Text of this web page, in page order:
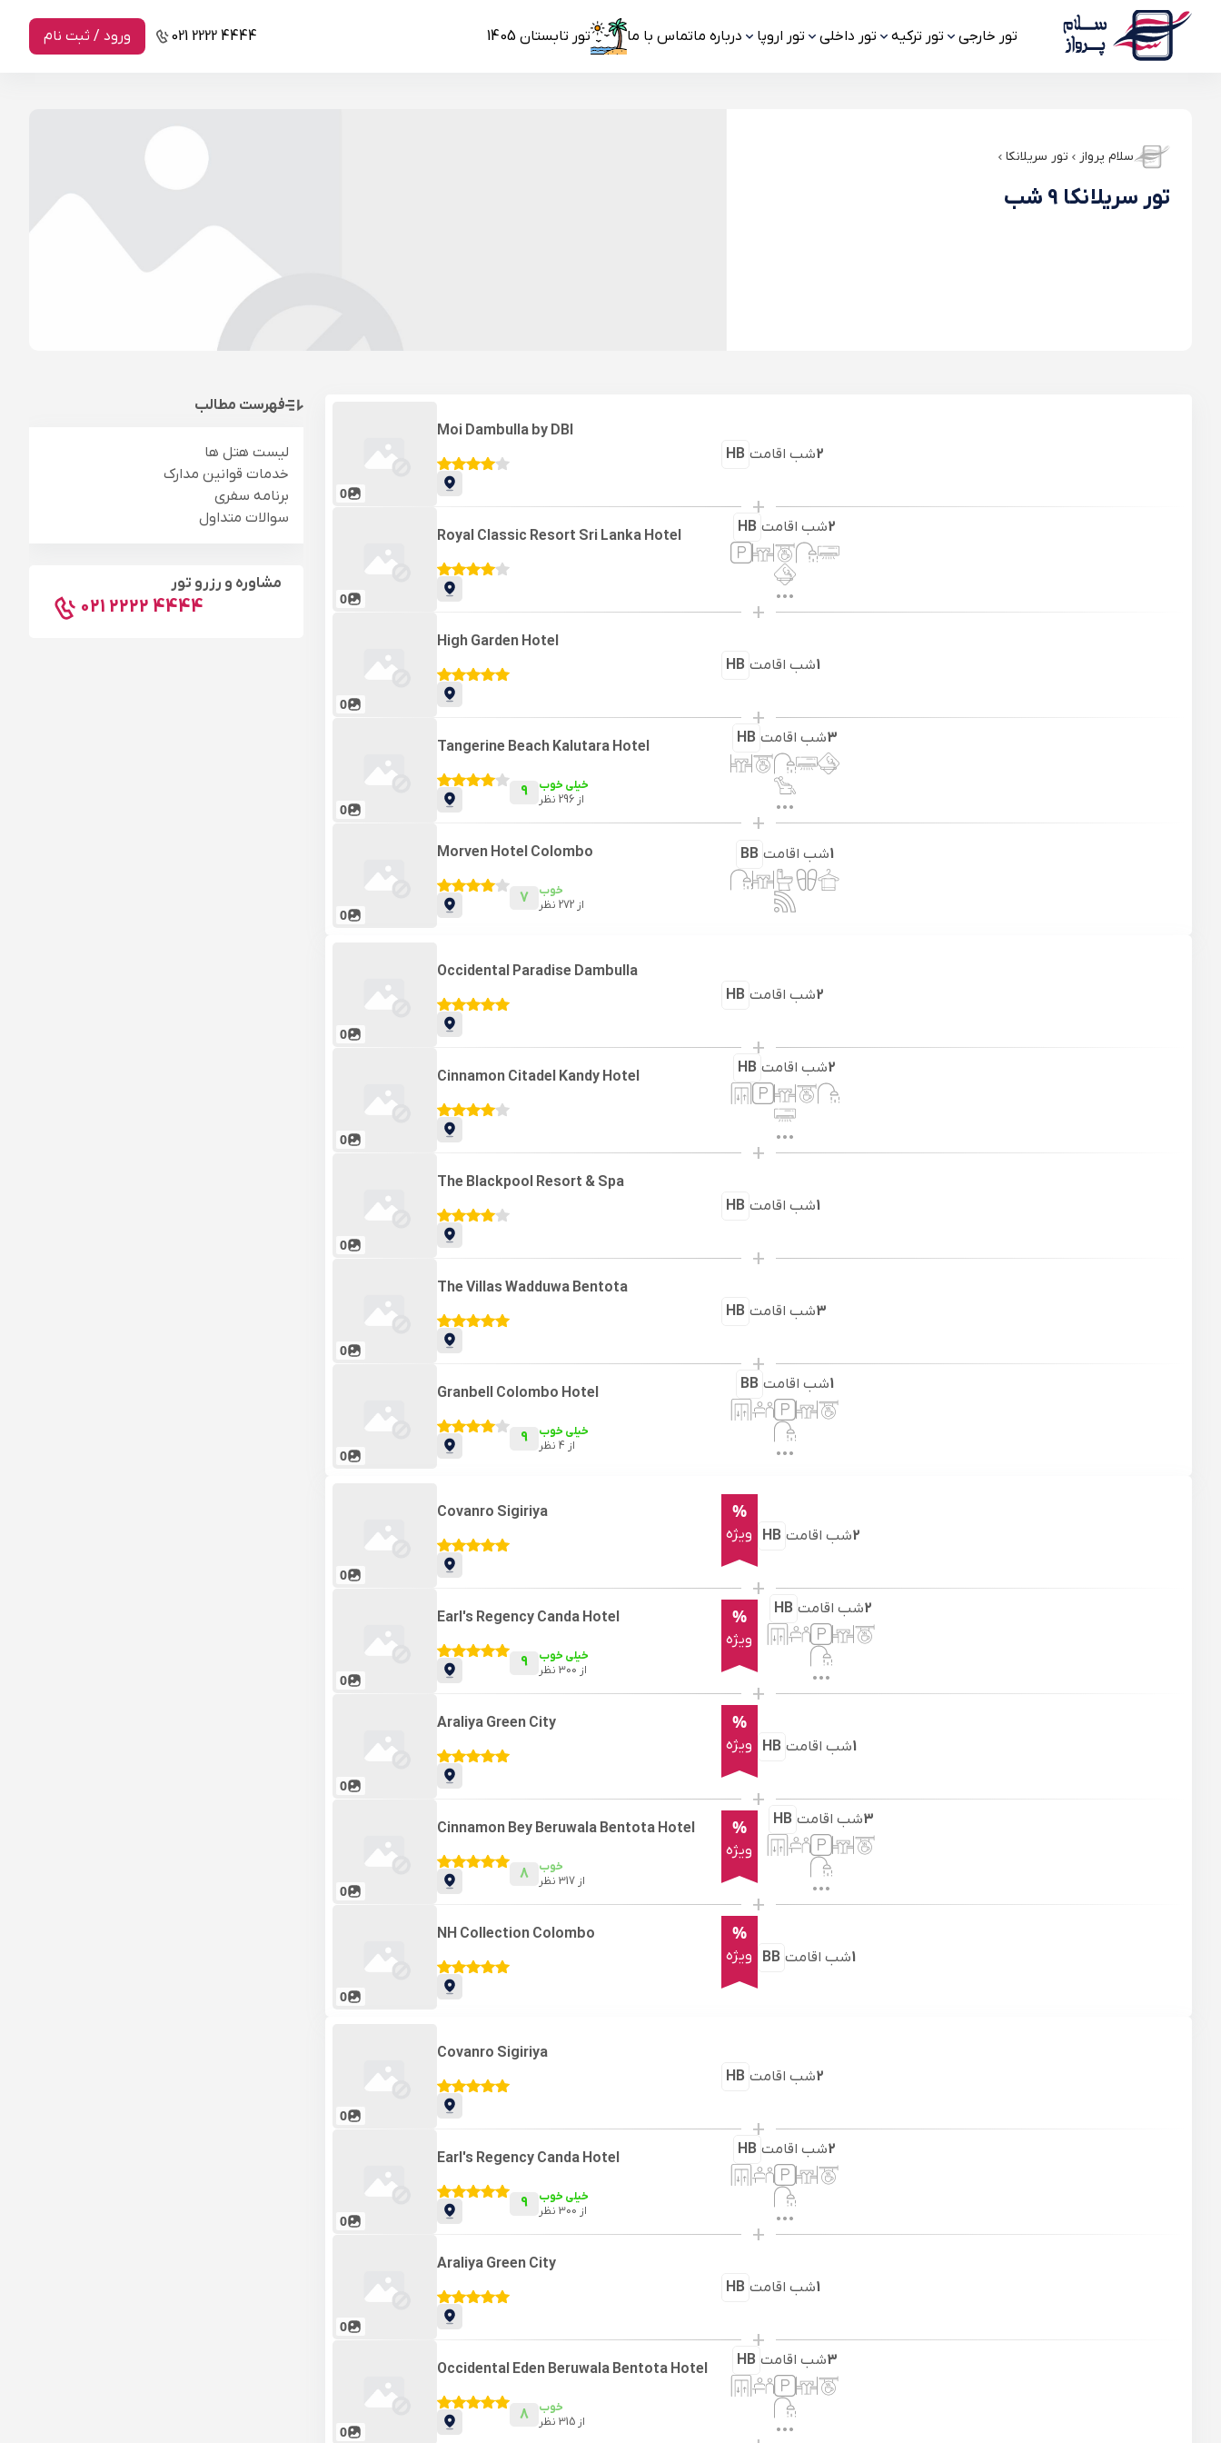
تور خارجی تور ترکیه تور داخلی تور اروپا درباره ماتماس با ما تور تابستان 1405 021 2222 4444 ورود / ثبت نام
سلام پرواز تور سریلانکا
تور سریلانکا 9 شب
0
Moi Dambulla by DBI
HB شب اقامت2
+
0
Royal Classic Resort Sri Lanka Hotel HB شب اقامت2
+
0
High Garden Hotel
HB شب اقامت1
+
0
Tangerine Beach Kalutara Hotel
9
خیلی خوب
از 296نظر
HB شب اقامت3
+
0
Morven Hotel Colombo
7
خوب
از 272نظر
BB شب اقامت1
0
Occidental Paradise Dambulla
HB شب اقامت2
+
0
Cinnamon Citadel Kandy Hotel HB شب اقامت2
+
0
The Blackpool Resort & Spa
HB شب اقامت1
+
0
The Villas Wadduwa Bentota
HB شب اقامت3
+
0
Granbell Colombo Hotel
9
خیلی خوب
از 4نظر
BB شب اقامت1
0
Covanro Sigiriya %
ویژه HB شب اقامت2
+
0
Earl's Regency Canda Hotel
9
خیلی خوب
از 300نظر
%
ویژه
HB شب اقامت2
+
0
Araliya Green City %
ویژه HB شب اقامت1
+
0
Cinnamon Bey Beruwala Bentota Hotel
8
خوب
از 317نظر
%
ویژه
HB شب اقامت3
+
0
NH Collection Colombo %
ویژه BB شب اقامت1
0
Covanro Sigiriya
HB شب اقامت2
+
0
Earl's Regency Canda Hotel
9
خیلی خوب
از 300نظر
HB شب اقامت2
+
0
Araliya Green City
HB شب اقامت1
+
0
Occidental Eden Beruwala Bentota Hotel
8
خوب
از 315نظر
HB شب اقامت3
فهرست مطالب
لیست هتل ها
خدمات قوانین مدارک
برنامه سفری
سوالات متداول
مشاوره و رزرو تور
021 2222 4444